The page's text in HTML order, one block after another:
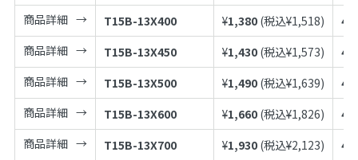
商品詳細
T15B-13X400 ¥1,380 (税込¥1,518)
商品詳細
T15B-13X450 ¥1,430 (税込¥1,573)
商品詳細
T15B-13X500 ¥1,490 (税込¥1,639)
商品詳細
T15B-13X600 ¥1,660 (税込¥1,826)
商品詳細
T15B-13X700 ¥1,930 (税込¥2,123)